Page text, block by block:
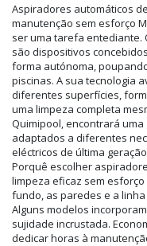
Aspiradores automáticos
manutenção sem esforço
ser uma tarefa entediante.
são dispositivos
forma autónoma,
piscinas. A sua tecnologia
diferentes superfícies,
uma limpeza completa
Quimipool, encontrará
adaptados a diferentes
eléctricos de última
Porquê escolher
limpeza eficaz sem
fundo, as paredes e a
Alguns modelos
sujidade incrustada.
dedicar horas à